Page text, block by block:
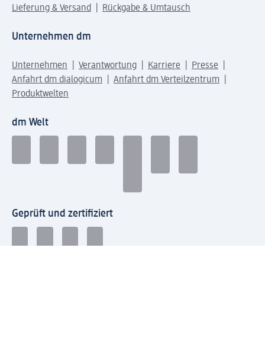
Lieferung & Versand
Rückgabe & Umtausch
Unternehmen dm
Unternehmen Verantwortung Karriere
Presse
Anfahrt dm dialogicum
Anfahrt dm Verteilzentrum
Produktwelten
dm Welt
Geprüft und zertifiziert